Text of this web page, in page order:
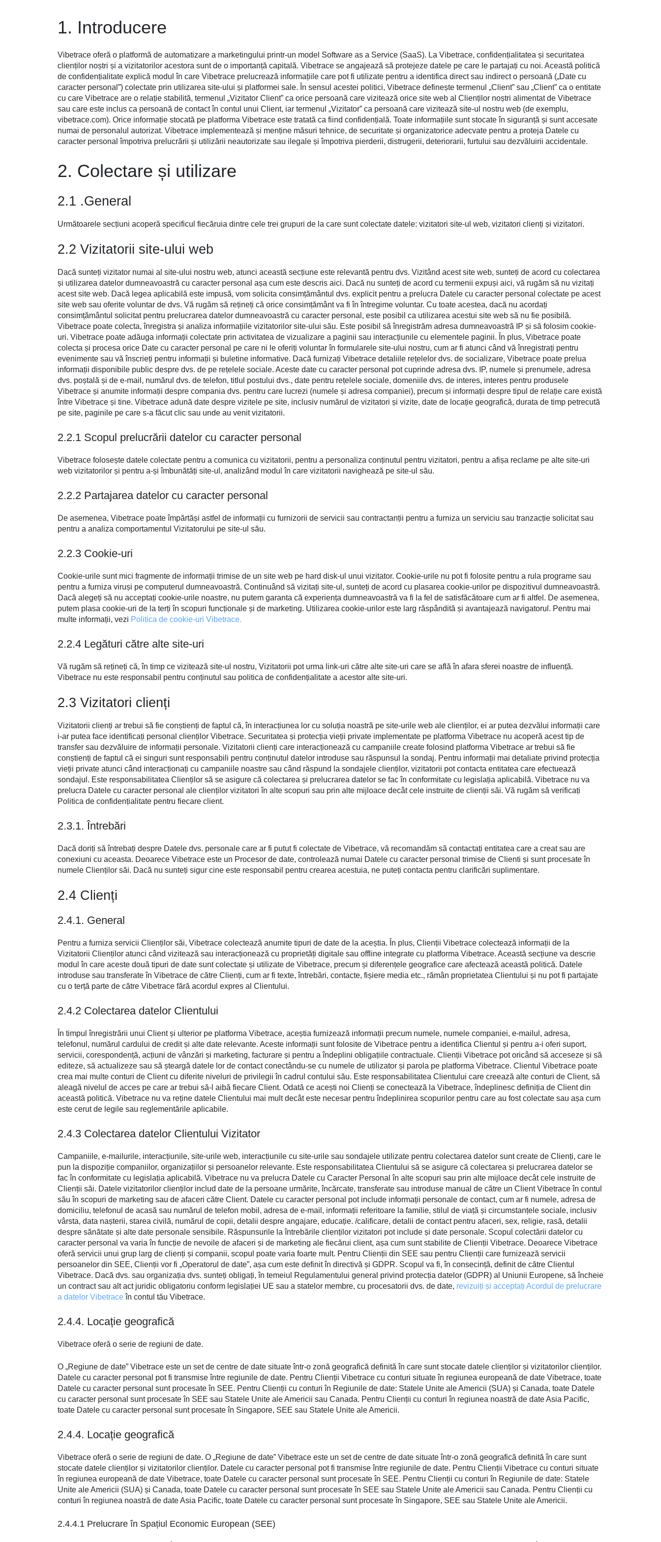
1. Introducere
Vibetrace oferă o platformă de automatizare a marketingului printr-un model Software as a Service (SaaS). La Vibetrace, confidențialitatea și securitatea
clienților noștri și a vizitatorilor acestora sunt de o importanță capitală. Vibetrace se angajează să protejeze datele pe care le partajați cu noi. Această politică
de confidențialitate explică modul în care Vibetrace prelucrează informațiile care pot fi utilizate pentru a identifica direct sau indirect o persoană („Date cu
caracter personal”) colectate prin utilizarea site-ului și platformei sale. În sensul acestei politici, Vibetrace definește termenul „Client” sau „Client” ca o entitate
cu care Vibetrace are o relație stabilită, termenul „Vizitator Client” ca orice persoană care vizitează orice site web al Clienților noștri alimentat de Vibetrace
sau care este inclus ca persoană de contact în contul unui Client, iar termenul „Vizitator” ca persoană care vizitează site-ul nostru web (de exemplu,
vibetrace.com). Orice informație stocată pe platforma Vibetrace este tratată ca fiind confidențială. Toate informațiile sunt stocate în siguranță și sunt accesate
numai de personalul autorizat. Vibetrace implementează și menține măsuri tehnice, de securitate și organizatorice adecvate pentru a proteja Datele cu
caracter personal împotriva prelucrării și utilizării neautorizate sau ilegale și împotriva pierderii, distrugerii, deteriorarii, furtului sau dezvăluirii accidentale.
2. Colectare și utilizare
2.1 .General
Următoarele secțiuni acoperă specificul fiecăruia dintre cele trei grupuri de la care sunt colectate datele: vizitatori site-ul web, vizitatori clienți și vizitatori.
2.2 Vizitatorii site-ului web
Dacă sunteți vizitator numai al site-ului nostru web, atunci această secțiune este relevantă pentru dvs. Vizitând acest site web, sunteți de acord cu colectarea
și utilizarea datelor dumneavoastră cu caracter personal așa cum este descris aici. Dacă nu sunteți de acord cu termenii expuși aici, vă rugăm să nu vizitați
acest site web. Dacă legea aplicabilă este impusă, vom solicita consimțământul dvs. explicit pentru a prelucra Datele cu caracter personal colectate pe acest
site web sau oferite voluntar de dvs. Vă rugăm să rețineți că orice consimțământ va fi în întregime voluntar. Cu toate acestea, dacă nu acordați
consimțământul solicitat pentru prelucrarea datelor dumneavoastră cu caracter personal, este posibil ca utilizarea acestui site web să nu fie posibilă.
Vibetrace poate colecta, înregistra și analiza informațiile vizitatorilor site-ului său. Este posibil să înregistrăm adresa dumneavoastră IP și să folosim cookie-
uri. Vibetrace poate adăuga informații colectate prin activitatea de vizualizare a paginii sau interacțiunile cu elementele paginii. În plus, Vibetrace poate
colecta și procesa orice Date cu caracter personal pe care ni le oferiți voluntar în formularele site-ului nostru, cum ar fi atunci când vă înregistrați pentru
evenimente sau vă înscrieți pentru informații și buletine informative. Dacă furnizați Vibetrace detaliile rețelelor dvs. de socializare, Vibetrace poate prelua
informații disponibile public despre dvs. de pe rețelele sociale. Aceste date cu caracter personal pot cuprinde adresa dvs. IP, numele și prenumele, adresa
dvs. poștală și de e-mail, numărul dvs. de telefon, titlul postului dvs., date pentru rețelele sociale, domeniile dvs. de interes, interes pentru produsele
Vibetrace și anumite informații despre compania dvs. pentru care lucrezi (numele și adresa companiei), precum și informații despre tipul de relație care există
între Vibetrace și tine. Vibetrace adună date despre vizitele pe site, inclusiv numărul de vizitatori și vizite, date de locație geografică, durata de timp petrecută
pe site, paginile pe care s-a făcut clic sau unde au venit vizitatorii.
2.2.1 Scopul prelucrării datelor cu caracter personal
Vibetrace folosește datele colectate pentru a comunica cu vizitatorii, pentru a personaliza conținutul pentru vizitatori, pentru a afișa reclame pe alte site-uri
web vizitatorilor și pentru a-și îmbunătăți site-ul, analizând modul în care vizitatorii navighează pe site-ul său.
2.2.2 Partajarea datelor cu caracter personal
De asemenea, Vibetrace poate împărtăși astfel de informații cu furnizorii de servicii sau contractanții pentru a furniza un serviciu sau tranzacție solicitat sau
pentru a analiza comportamentul Vizitatorului pe site-ul său.
2.2.3 Cookie-uri
Cookie-urile sunt mici fragmente de informații trimise de un site web pe hard disk-ul unui vizitator. Cookie-urile nu pot fi folosite pentru a rula programe sau
pentru a furniza viruși pe computerul dumneavoastră. Continuând să vizitați site-ul, sunteți de acord cu plasarea cookie-urilor pe dispozitivul dumneavoastră.
Dacă alegeți să nu acceptați cookie-urile noastre, nu putem garanta că experiența dumneavoastră va fi la fel de satisfăcătoare cum ar fi altfel. De asemenea,
putem plasa cookie-uri de la terți în scopuri funcționale și de marketing. Utilizarea cookie-urilor este larg răspândită și avantajează navigatorul. Pentru mai
multe informații, vezi Politica de cookie-uri Vibetrace.
2.2.4 Legături către alte site-uri
Vă rugăm să rețineți că, în timp ce vizitează site-ul nostru, Vizitatorii pot urma link-uri către alte site-uri care se află în afara sferei noastre de influență.
Vibetrace nu este responsabil pentru conținutul sau politica de confidențialitate a acestor alte site-uri.
2.3 Vizitatori clienți
Vizitatorii clienți ar trebui să fie conștienți de faptul că, în interacțiunea lor cu soluția noastră pe site-urile web ale clienților, ei ar putea dezvălui informații care
i-ar putea face identificați personal clienților Vibetrace. Securitatea și protecția vieții private implementate pe platforma Vibetrace nu acoperă acest tip de
transfer sau dezvăluire de informații personale. Vizitatorii clienți care interacționează cu campaniile create folosind platforma Vibetrace ar trebui să fie
conștienți de faptul că ei singuri sunt responsabili pentru conținutul datelor introduse sau răspunsul la sondaj. Pentru informații mai detaliate privind protecția
vieții private atunci când interacționați cu campaniile noastre sau când răspund la sondajele clienților, vizitatorii pot contacta entitatea care efectuează
sondajul. Este responsabilitatea Clienților să se asigure că colectarea și prelucrarea datelor se fac în conformitate cu legislația aplicabilă. Vibetrace nu va
prelucra Datele cu caracter personal ale clienților vizitatori în alte scopuri sau prin alte mijloace decât cele instruite de clienții săi. Vă rugăm să verificați
Politica de confidențialitate pentru fiecare client.
2.3.1. Întrebări
Dacă doriți să întrebați despre Datele dvs. personale care ar fi putut fi colectate de Vibetrace, vă recomandăm să contactați entitatea care a creat sau are
conexiuni cu aceasta. Deoarece Vibetrace este un Procesor de date, controlează numai Datele cu caracter personal trimise de Clienti și sunt procesate în
numele Clienților săi. Dacă nu sunteți sigur cine este responsabil pentru crearea acestuia, ne puteți contacta pentru clarificări suplimentare.
2.4 Clienți
2.4.1. General
Pentru a furniza servicii Clienților săi, Vibetrace colectează anumite tipuri de date de la aceștia. În plus, Clienții Vibetrace colectează informații de la
Vizitatorii Clienților atunci când vizitează sau interacționează cu proprietăți digitale sau offline integrate cu platforma Vibetrace. Această secțiune va descrie
modul în care aceste două tipuri de date sunt colectate și utilizate de Vibetrace, precum și diferențele geografice care afectează această politică. Datele
introduse sau transferate în Vibetrace de către Clienți, cum ar fi texte, întrebări, contacte, fișiere media etc., rămân proprietatea Clientului și nu pot fi partajate
cu o terță parte de către Vibetrace fără acordul expres al Clientului.
2.4.2 Colectarea datelor Clientului
În timpul înregistrării unui Client și ulterior pe platforma Vibetrace, aceștia furnizează informații precum numele, numele companiei, e-mailul, adresa,
telefonul, numărul cardului de credit și alte date relevante. Aceste informații sunt folosite de Vibetrace pentru a identifica Clientul și pentru a-i oferi suport,
servicii, corespondență, acțiuni de vânzări și marketing, facturare și pentru a îndeplini obligațiile contractuale. Clienții Vibetrace pot oricând să acceseze și să
editeze, să actualizeze sau să șteargă datele lor de contact conectându-se cu numele de utilizator și parola pe platforma Vibetrace. Clientul Vibetrace poate
crea mai multe conturi de Client cu diferite niveluri de privilegii în cadrul contului său. Este responsabilitatea Clientului care creează alte conturi de Client, să
aleagă nivelul de acces pe care ar trebui să-l aibă fiecare Client. Odată ce acești noi Clienți se conectează la Vibetrace, îndeplinesc definiția de Client din
această politică. Vibetrace nu va reține datele Clientului mai mult decât este necesar pentru îndeplinirea scopurilor pentru care au fost colectate sau așa cum
este cerut de legile sau reglementările aplicabile.
2.4.3 Colectarea datelor Clientului Vizitator
Campaniile, e-mailurile, interacțiunile, site-urile web, interacțiunile cu site-urile sau sondajele utilizate pentru colectarea datelor sunt create de Clienți, care le
pun la dispoziție companiilor, organizațiilor și persoanelor relevante. Este responsabilitatea Clientului să se asigure că colectarea și prelucrarea datelor se
fac în conformitate cu legislația aplicabilă. Vibetrace nu va prelucra Datele cu Caracter Personal în alte scopuri sau prin alte mijloace decât cele instruite de
Clienții săi. Datele vizitatorilor clienților includ date de la persoane urmărite, încărcate, transferate sau introduse manual de către un Client Vibetrace în contul
său în scopuri de marketing sau de afaceri către Client. Datele cu caracter personal pot include informații personale de contact, cum ar fi numele, adresa de
domiciliu, telefonul de acasă sau numărul de telefon mobil, adresa de e-mail, informații referitoare la familie, stilul de viață și circumstanțele sociale, inclusiv
vârsta, data nașterii, starea civilă, numărul de copii, detalii despre angajare, educație. /calificare, detalii de contact pentru afaceri, sex, religie, rasă, detalii
despre sănătate și alte date personale sensibile. Răspunsurile la întrebările clienților vizitatori pot include și date personale. Scopul colectării datelor cu
caracter personal va varia în funcție de nevoile de afaceri și de marketing ale fiecărui client, așa cum sunt stabilite de Clienții Vibetrace. Deoarece Vibetrace
oferă servicii unui grup larg de clienți și companii, scopul poate varia foarte mult. Pentru Clienții din SEE sau pentru Clienții care furnizează servicii
persoanelor din SEE, Clienții vor fi „Operatorul de date”, așa cum este definit în directivă și GDPR. Scopul va fi, în consecință, definit de către Clientul
Vibetrace. Dacă dvs. sau organizația dvs. sunteți obligați, în temeiul Regulamentului general privind protecția datelor (GDPR) al Uniunii Europene, să încheie
un contract sau alt act juridic obligatoriu conform legislației UE sau a statelor membre, cu procesatorii dvs. de date, revizuiți și acceptați Acordul de prelucrare
a datelor Vibetraceîn contul tău Vibetrace.
2.4.4. Locație geografică
Vibetrace oferă o serie de regiuni de date.
O „Regiune de date” Vibetrace este un set de centre de date situate într-o zonă geografică definită în care sunt stocate datele clienților și vizitatorilor clienților.
Datele cu caracter personal pot fi transmise între regiunile de date. Pentru Clienții Vibetrace cu conturi situate în regiunea europeană de date Vibetrace, toate
Datele cu caracter personal sunt procesate în SEE. Pentru Clienții cu conturi în Regiunile de date: Statele Unite ale Americii (SUA) și Canada, toate Datele
cu caracter personal sunt procesate în SEE sau Statele Unite ale Americii sau Canada. Pentru Clienții cu conturi în regiunea noastră de date Asia Pacific,
toate Datele cu caracter personal sunt procesate în Singapore, SEE sau Statele Unite ale Americii.
2.4.4. Locație geografică
Vibetrace oferă o serie de regiuni de date. O „Regiune de date” Vibetrace este un set de centre de date situate într-o zonă geografică definită în care sunt
stocate datele clienților și vizitatorilor clienților. Datele cu caracter personal pot fi transmise între regiunile de date. Pentru Clienții Vibetrace cu conturi situate
în regiunea europeană de date Vibetrace, toate Datele cu caracter personal sunt procesate în SEE. Pentru Clienții cu conturi în Regiunile de date: Statele
Unite ale Americii (SUA) și Canada, toate Datele cu caracter personal sunt procesate în SEE sau Statele Unite ale Americii sau Canada. Pentru Clienții cu
conturi în regiunea noastră de date Asia Pacific, toate Datele cu caracter personal sunt procesate în Singapore, SEE sau Statele Unite ale Americii.
2.4.4.1 Prelucrare în Spațiul Economic European (SEE)